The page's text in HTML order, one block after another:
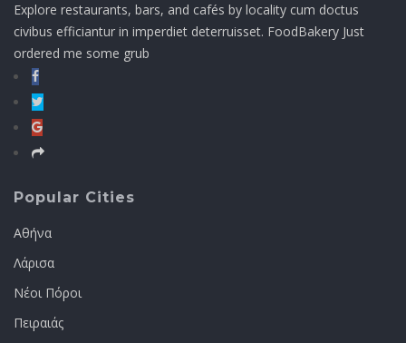
Explore restaurants, bars, and cafés by locality cum doctus
civibus efficiantur in imperdiet deterruisset. FoodBakery Just
ordered me some grub
Popular Cities
Αθήνα
Λάρισα
Νέοι Πόροι
Πειραιάς